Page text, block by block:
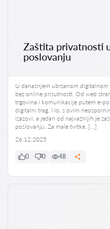
Zaštita privatnosti
poslovanju
U današnjem ubrzanom
bez online prisutnosti. Od web
trgovina i komunikacije putem e-
digitalni trag. No, s ovim
izazovi, a jedan od najvažnijih je
poslovanju. Za male tvrtke, […]
26.12.2025
0 0 48